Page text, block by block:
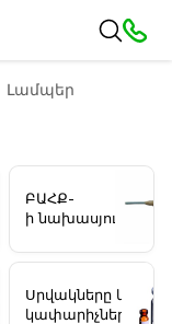
Լամպեր
ԲԱՀՔ-
ի նախասյուները
Սրվակները և
կափարիչները